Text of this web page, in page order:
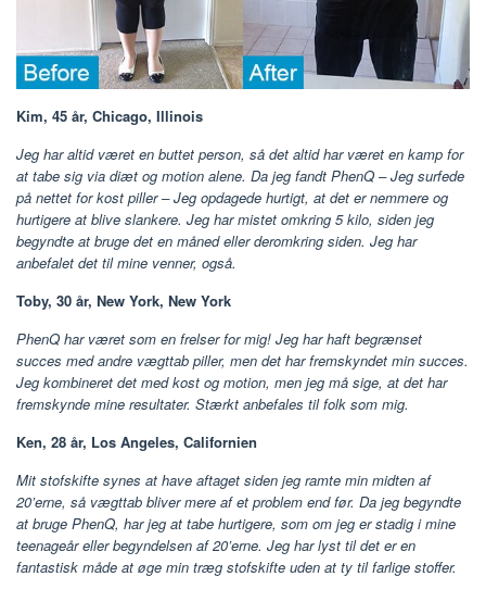
Kim, 45 år, Chicago, Illinois
Jeg har altid været en buttet person, så det altid har været en kamp for
at tabe sig via diæt og motion alene. Da jeg fandt PhenQ – Jeg surfede
på nettet for kost piller – Jeg opdagede hurtigt, at det er nemmere og
hurtigere at blive slankere. Jeg har mistet omkring 5 kilo, siden jeg
begyndte at bruge det en måned eller deromkring siden. Jeg har
anbefalet det til mine venner, også.
Toby, 30 år, New York, New York
PhenQ har været som en frelser for mig! Jeg har haft begrænset
succes med andre vægttab piller, men det har fremskyndet min succes.
Jeg kombineret det med kost og motion, men jeg må sige, at det har
fremskynde mine resultater. Stærkt anbefales til folk som mig.
Ken, 28 år, Los Angeles, Californien
Mit stofskifte synes at have aftaget siden jeg ramte min midten af ​​
20’erne, så vægttab bliver mere af et problem end før. Da jeg begyndte
at bruge PhenQ, har jeg at tabe hurtigere, som om jeg er stadig i mine
teenageår eller begyndelsen af ​​20’erne. Jeg har lyst til det er en
fantastisk måde at øge min træg stofskifte uden at ty til farlige stoffer.